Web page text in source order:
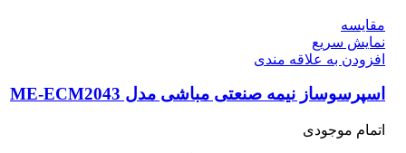
مقايسه
نمایش سریع
افزودن به علاقه مندی
اسپرسوساز نیمه صنعتی مباشی مدل ME-ECM2043
اتمام موجودی